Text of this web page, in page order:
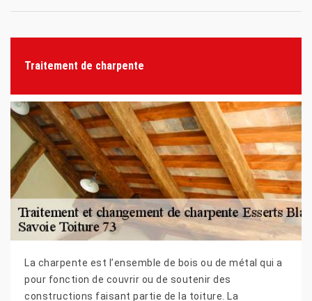
Traitement de charpente
La charpente est l’ensemble de bois ou de métal qui a
pour fonction de couvrir ou de soutenir des
constructions faisant partie de la toiture. La